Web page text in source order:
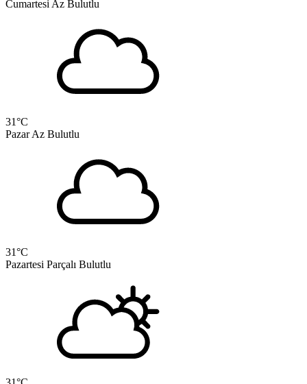
Cumartesi Az Bulutlu
31°C
Pazar Az Bulutlu
31°C
Pazartesi Parçalı Bulutlu